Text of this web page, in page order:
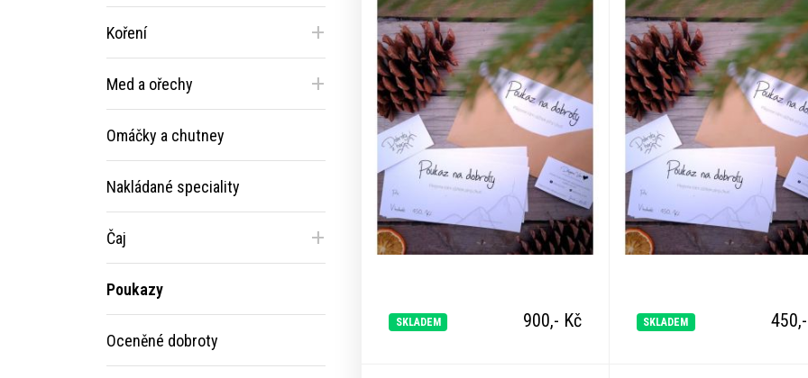
Koření +
Med a ořechy +
Omáčky a chutney
Nakládané speciality
Čaj +
Poukazy
Oceněné dobroty
SKLADEM 900,- Kč SKLADEM